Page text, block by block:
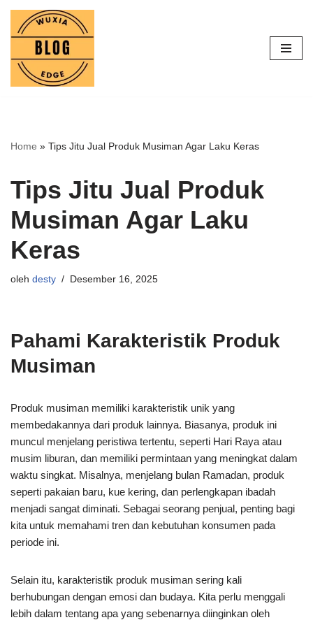
Lompat
konten
Home » Tips Jitu Jual Produk Musiman Agar Laku Keras
Tips Jitu Jual Produk
Musiman Agar Laku
Keras
oleh desty Desember 16, 2025
Pahami Karakteristik Produk
Musiman
Produk musiman memiliki karakteristik unik yang
membedakannya dari produk lainnya. Biasanya, produk ini
muncul menjelang peristiwa tertentu, seperti Hari Raya atau
musim liburan, dan memiliki permintaan yang meningkat dalam
waktu singkat. Misalnya, menjelang bulan Ramadan, produk
seperti pakaian baru, kue kering, dan perlengkapan ibadah
menjadi sangat diminati. Sebagai seorang penjual, penting bagi
kita untuk memahami tren dan kebutuhan konsumen pada
periode ini.
Selain itu, karakteristik produk musiman sering kali
berhubungan dengan emosi dan budaya. Kita perlu menggali
lebih dalam tentang apa yang sebenarnya diinginkan oleh